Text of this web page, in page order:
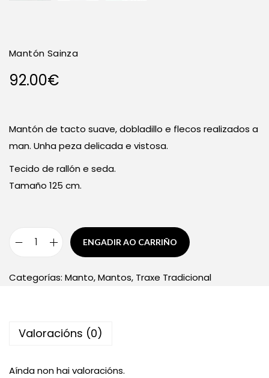
Mantón Sainza
92.00€
Mantón de tacto suave, dobladillo e flecos realizados a
man. Unha peza delicada e vistosa.
Tecido de rallón e seda.
Tamaño 125 cm.
ENGADIR AO CARRIÑO
Categorías: Manto,Mantos, Traxe Tradicional
Valoracións (0)
Aínda non hai valoracións.